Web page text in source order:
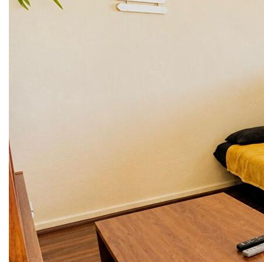
Description
Entrée, WC séparé, cuisine aménagée/équipée ouverte sur
le salon/séjour, une chambre avec grand dressing, une
salle de bains.
Cave et parking privatif.
Exposition sud/est offrant une belle luminosité.
Chauffage individuel gaz, chaudière neuve.
Proches des commerces, bus et écoles.
Coup de coeur, à visiter sans tarder !